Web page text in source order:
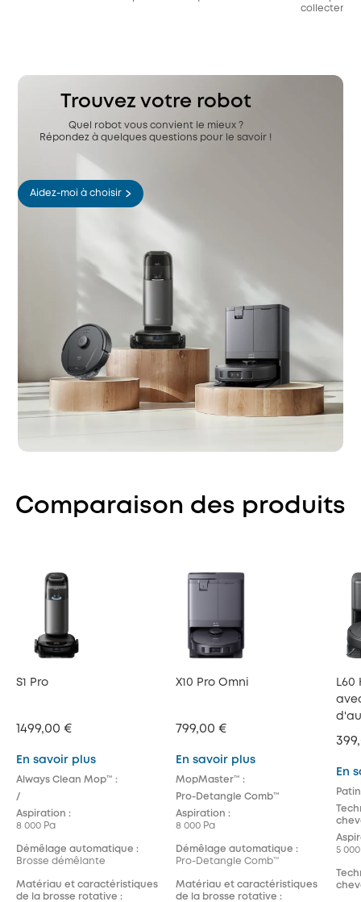
collecter
Trouvez votre robot
Quel robot vous convient le mieux ?
Répondez à quelques questions pour le savoir !
Aidez-moi à choisir
Comparaison des produits
S1 Pro
1499,00 €
En savoir plus
Always Clean Mop™ :
/
Aspiration :
8 000 Pa
Démêlage automatique :
Brosse démêlante
Matériau et caractéristiques
de la brosse rotative :
X10 Pro Omni
799,00 €
En savoir plus
MopMaster™ :
Pro-Detangle Comb™
Aspiration :
8 000 Pa
Démêlage automatique :
Pro-Detangle Comb™
Matériau et caractéristiques
de la brosse rotative :
En
5